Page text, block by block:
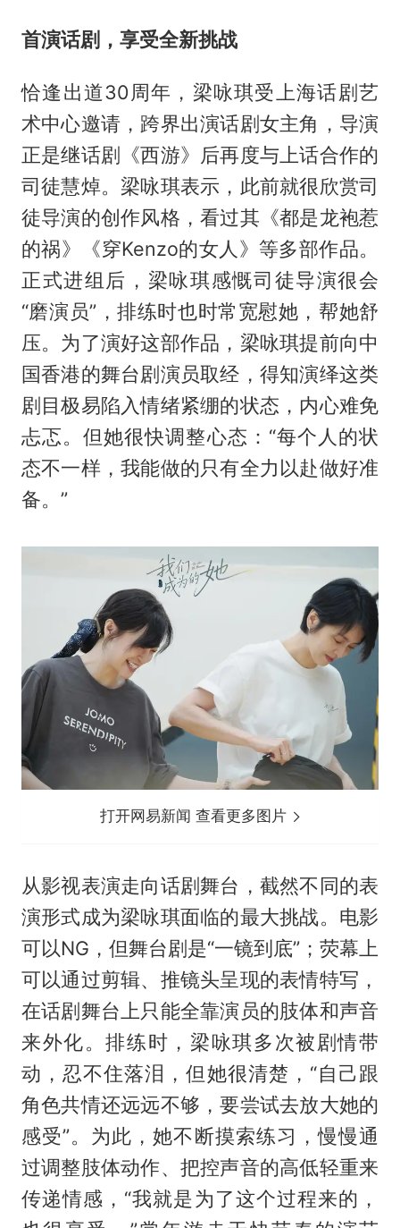
首演话剧，享受全新挑战
恰逢出道30周年，梁咏琪受上海话剧艺
术中心邀请，跨界出演话剧女主角，导演
正是继话剧《西游》后再度与上话合作的
司徒慧焯。梁咏琪表示，此前就很欣赏司
徒导演的创作风格，看过其《都是龙袍惹
的祸》《穿Kenzo的女人》等多部作品。
正式进组后，梁咏琪感慨司徒导演很会
“磨演员”，排练时也时常宽慰她，帮她舒
压。为了演好这部作品，梁咏琪提前向中
国香港的舞台剧演员取经，得知演绎这类
剧目极易陷入情绪紧绷的状态，内心难免
忐忑。但她很快调整心态：“每个人的状
态不一样，我能做的只有全力以赴做好准
备。”
打开网易新闻 查看更多图片
从影视表演走向话剧舞台，截然不同的表
演形式成为梁咏琪面临的最大挑战。电影
可以NG，但舞台剧是“一镜到底”；荧幕上
可以通过剪辑、推镜头呈现的表情特写，
在话剧舞台上只能全靠演员的肢体和声音
来外化。排练时，梁咏琪多次被剧情带
动，忍不住落泪，但她很清楚，“自己跟
角色共情还远远不够，要尝试去放大她的
感受”。为此，她不断摸索练习，慢慢通
过调整肢体动作、把控声音的高低轻重来
传递情感，“我就是为了这个过程来的，